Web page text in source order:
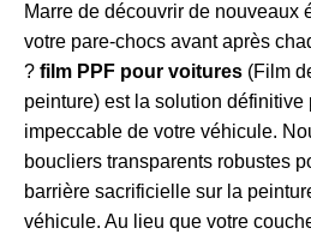
Marre de découvrir de nouveaux
votre pare-chocs avant après
? film PPF pour voitures (Film
peinture) est la solution
impeccable de votre véhicule.
boucliers transparents robustes
barrière sacrificielle sur la
véhicule. Au lieu que votre